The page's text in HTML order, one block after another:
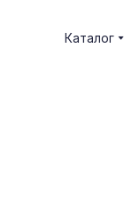
Каталог